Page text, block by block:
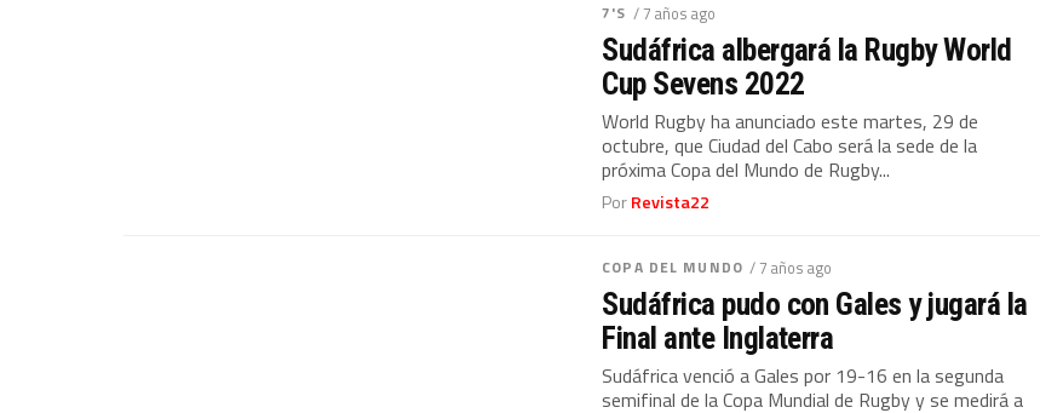
7'S / 7 años ago
Sudáfrica albergará la Rugby World
Cup Sevens 2022
World Rugby ha anunciado este martes, 29 de
octubre, que Ciudad del Cabo será la sede de la
próxima Copa del Mundo de Rugby...
PorRevista22
COPA DEL MUNDO / 7 años ago
Sudáfrica pudo con Gales y jugará la
Final ante Inglaterra
Sudáfrica venció a Gales por 19-16 en la segunda
semifinal de la Copa Mundial de Rugby y se medirá a